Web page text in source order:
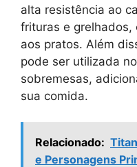
alta resistência ao
frituras e grelhados,
aos pratos. Além
pode ser utilizada
sobremesas,
sua comida.
Relacionado:
e Personagens